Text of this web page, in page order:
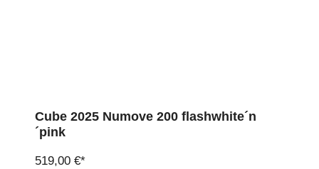
Cube 2025 Numove 200 flashwhite´n
´pink
519,00 €*